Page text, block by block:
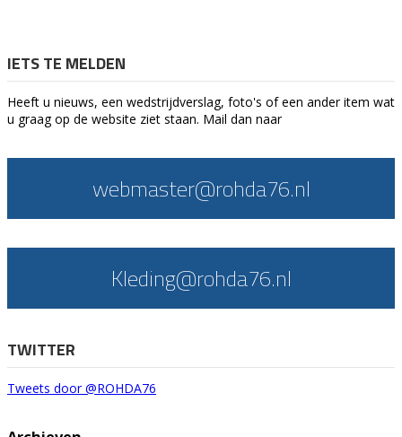
IETS TE MELDEN
Heeft u nieuws, een wedstrijdverslag, foto's of een ander item wat
u graag op de website ziet staan. Mail dan naar
webmaster@rohda76.nl
Kleding@rohda76.nl
TWITTER
Tweets door @ROHDA76